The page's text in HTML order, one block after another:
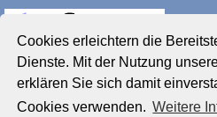
Cookies erleichtern die
Dienste. Mit der Nutzung
erklären Sie sich damit
Cookies verwenden. Weitere
Startseite
Aktuelles Forum
Film-Forum
TV-